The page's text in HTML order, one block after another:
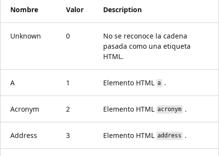
Nombre Valor Description
Unknown 0
No se reconoce la cadena
pasada como una etiqueta
HTML.
A 1 Elemento HTML a.
Acronym 2 Elemento HTML acronym .
Address 3 Elemento HTML address .